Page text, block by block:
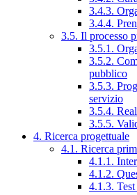
3.4.3.
3.4.4.
3.5. Il processo
3.5.1.
3.5.2.
pubblico
3.5.3.
servizio
3.5.4.
3.5.5.
4. Ricerca progettuale
4.1. Ricerca
4.1.1.
4.1.2.
4.1.3.